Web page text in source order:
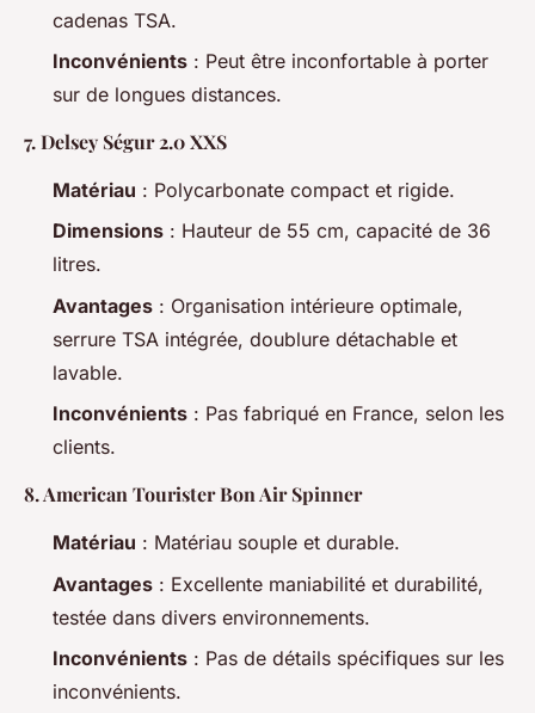
cadenas TSA.
Inconvénients : Peut être inconfortable à porter
sur de longues distances.
7.Delsey Ségur 2.0 XXS
Matériau : Polycarbonate compact et rigide.
Dimensions : Hauteur de 55 cm, capacité de 36
litres.
Avantages : Organisation intérieure optimale,
serrure TSA intégrée, doublure détachable et
lavable.
Inconvénients : Pas fabriqué en France, selon les
clients.
8.American Tourister Bon Air Spinner
Matériau : Matériau souple et durable.
Avantages : Excellente maniabilité et durabilité,
testée dans divers environnements.
Inconvénients : Pas de détails spécifiques sur les
inconvénients.